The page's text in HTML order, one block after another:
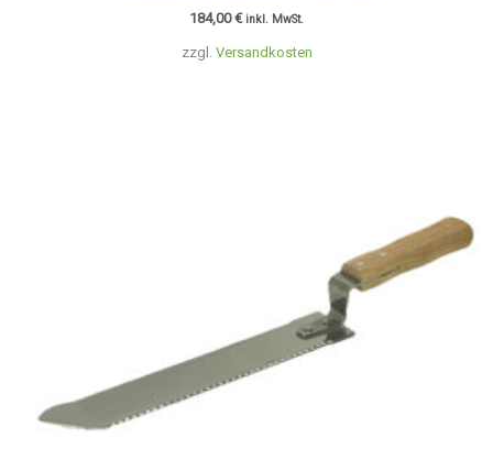
zzgl. Versandkosten
184,00€ inkl. MwSt.